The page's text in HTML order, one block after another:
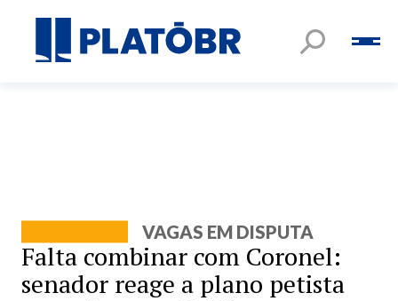
VAGAS EM DISPUTA
Falta combinar com Coronel:
senador reage a plano petista